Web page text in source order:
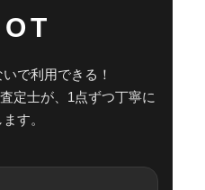
で利用できる！
定士が、1点ずつ丁寧に
す。